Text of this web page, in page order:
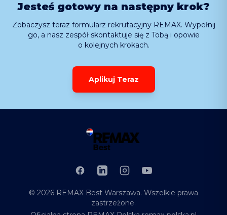
Jesteś gotowy na następny krok?
Zobaczysz teraz formularz rekrutacyjny REMAX. Wypełnij
go, a nasz zespół skontaktuje się z Tobą i opowie
o kolejnych krokach.
Aplikuj Teraz
FacebookLinkedInInstagramYouTube
© 2026 REMAX Best Warszawa. Wszelkie prawa
zastrzeżone.